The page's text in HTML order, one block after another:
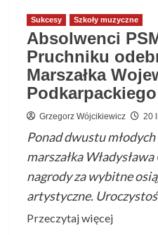
Sukcesy Szkoły muzyczne
Absolwenci
Pruchniku
Marszałka
Podkarpackiego
Grzegorz Wójcikiewicz 20
Ponad dwustu
marszałka
nagrody za wybitne
artystyczne.
Przeczytaj więcejPrzeczytaj